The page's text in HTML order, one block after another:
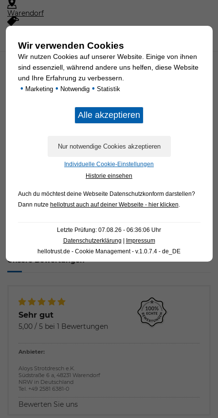
Warendorf
Stellenangebotsnummer 241105023731
Vollzeit
Über Strotdresch
und Vertragswerkstatt für DEMAG-Motoren und stellen
Unsere Bewertungen
Sehr gut
5,00 / 5 bei 1 Bewertungen
Anbieter:
Aloys Strotdresch e.K.
Südstraße 6 a, 48231 Warendorf
NRW in Deutschland
Tel. +49 2581 6381-0
Bewerten Sie uns
Wir verwenden Cookies
Wir nutzen Cookies auf unserer Website. Einige von ihnen
sind essenziell, während andere uns helfen, diese Website
und Ihre Erfahrung zu verbessern.
• Marketing • Notwendig • Statistik
Individuelle Cookie-Einstellungen
Historie einsehen
Auch du möchtest deine Webseite Datenschutzkonform darstellen?
Dann nutze hellotrust auch auf deiner Webseite - hier klicken
Letzte Prüfung: 07.08.26 - 06:36:06 Uhr
Datenschutzerklärung | Impressum
hellotrust.de - Cookie Management - v.1.0.7.4 - de_DE